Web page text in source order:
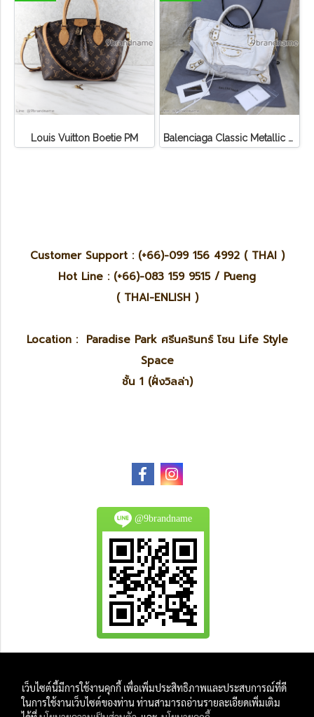
Louis Vuitton Boetie PM Balenciaga Classic Metallic Edge City Bag
Customer Support : (+66)-099 156 4992 ( THAI )
Hot Line : (+66)-083 159 9515 / Pueng
( THAI-ENLISH )
Location : Paradise Park ศรีนครินทร์ โซน Life Style
Space
ชั้น 1 (ฝั่งวิลล่า)
@9brandname
And
All Photo in this website were taken by
เว็บไซต์นี้มีการใช้งานคุกกี้ เพื่อเพิ่มประสิทธิภาพและประสบการณ์ที่ดี
ในการใช้งานเว็บไซต์ของท่าน ท่านสามารถอ่านรายละเอียดเพิ่มเติม